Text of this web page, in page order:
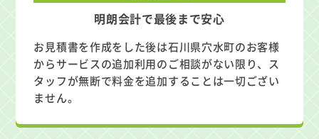
明朗会計で最後まで安心
お見積書を作成をした後は石川県穴水町のお客様
からサービスの追加利用のご相談がない限り、ス
タッフが無断で料金を追加することは一切ござい
ません。